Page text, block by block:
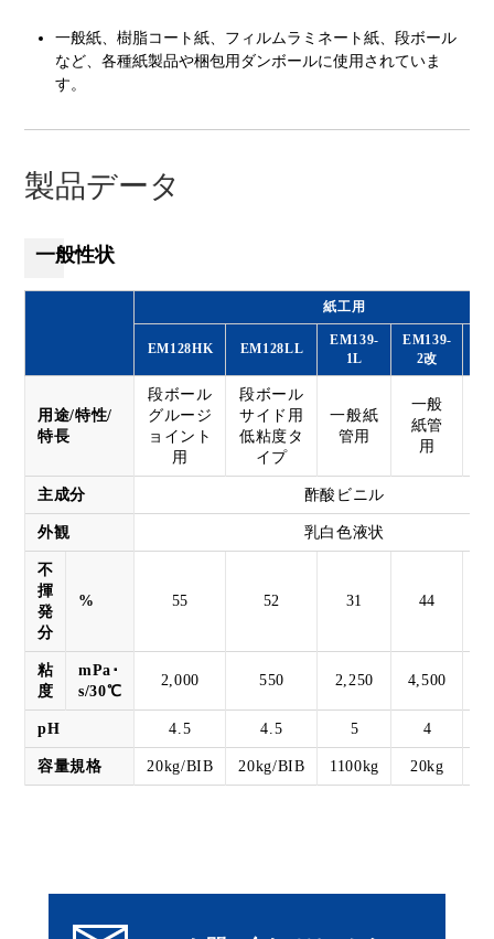
一般紙、樹脂コート紙、フィルムラミネート紙、段ボール
など、各種紙製品や梱包用ダンボールに使用されていま
す 。
製品データ
一般性状
紙工用
EM128HK EM128LL
EM139-
1L
EM139-
2改
用途/特性/
特長
段ボール
グルージ
ョイント
用
段ボール
サイド用
低粘度タ
イプ
一般紙
管用
一般
紙管
用
主成分 酢酸ビニル
外観 乳白色液状
不
揮
発
分
% 55 52 31 44
粘
度
mPa･
s/30℃
2,000 550 2,250 4,500
pH 4.5 4.5 5 4
容量規格 20kg/BIB 20kg/BIB 1100kg 20kg